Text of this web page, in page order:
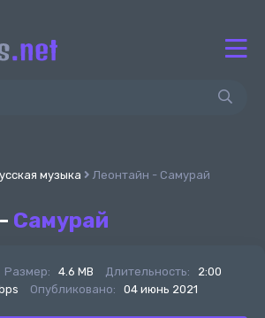
музыка Леонтайн - Самурай
Самурай
Размер: 4.6 MB Длительность:
2:00
Опубликовано: 04 июнь 2021